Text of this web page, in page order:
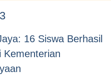
16 Siswa Berhasil
Kementerian